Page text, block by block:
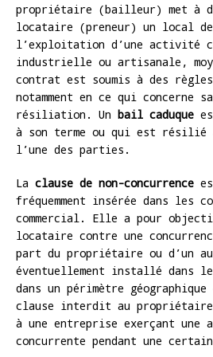
propriétaire (bailleur) met à
locataire (preneur) un local
l’exploitation d’une activité
industrielle ou artisanale,
contrat est soumis à des
notamment en ce qui concerne
résiliation. Un bail caduque
à son terme ou qui est résilié
l’une des parties.
La clause de non-concurrence
fréquemment insérée dans les
commercial. Elle a pour
locataire contre une
part du propriétaire ou d’un
éventuellement installé dans le
dans un périmètre
clause interdit au
à une entreprise exerçant
concurrente pendant une